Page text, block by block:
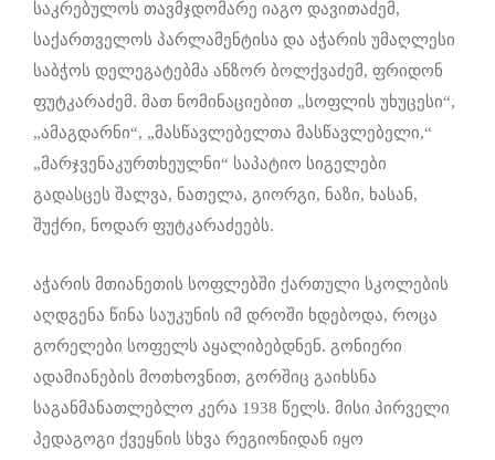
საკრებულოს თავმჯდომარე იაგო დავითაძემ,
საქართველოს პარლამენტისა და აჭარის უმაღლესი
საბჭოს დელეგატებმა ანზორ ბოლქვაძემ, ფრიდონ
ფუტკარაძემ. მათ ნომინაციებით „სოფლის უხუცესი“,
„ამაგდარნი“, „მასწავლებელთა მასწავლებელი,“
„მარჯვენაკურთხეულნი“ საპატიო სიგელები
გადასცეს შალვა, ნათელა, გიორგი, ნაზი, ხასან,
შუქრი, ნოდარ ფუტკარაძეებს.
აჭარის მთიანეთის სოფლებში ქართული სკოლების
აღდგენა წინა საუკუნის იმ დროში ხდებოდა, როცა
გორელები სოფელს აყალიბებდნენ. გონიერი
ადამიანების მოთხოვნით, გორშიც გაიხსნა
საგანმანათლებლო კერა 1938 წელს. მისი პირველი
პედაგოგი ქვეყნის სხვა რეგიონიდან იყო